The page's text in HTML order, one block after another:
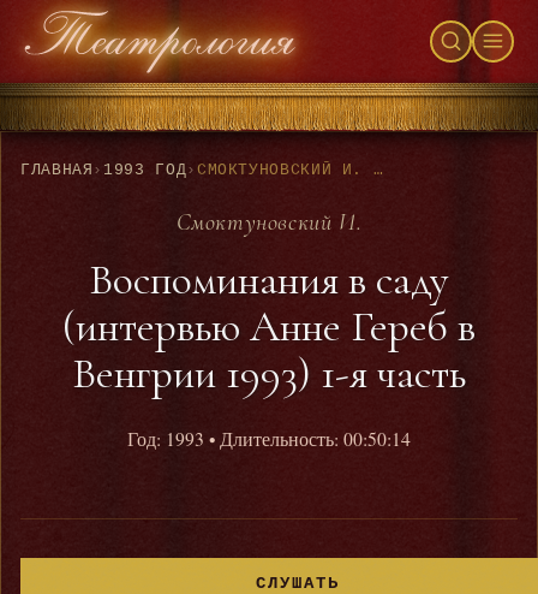
ГЛАВНАЯ › 1993 ГОД› СМОКТУНОВСКИЙ И. - ВОСПОМИНАНИЯ В САДУ (ИНТЕРВЬЮ АННЕ ГЕРЕБ В ВЕНГРИИ 1993) 1-Я ЧАСТЬ
Смоктуновский И.
Воспоминания в саду
(интервью Анне Гереб в
Венгрии 1993) 1-я часть
Год: 1993 • Длительность: 00:50:14
СЛУШАТЬ